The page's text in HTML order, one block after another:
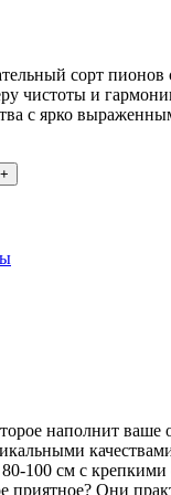
сорт
чистоты и
с ярко
наполнит
100 см с
приятное? Они